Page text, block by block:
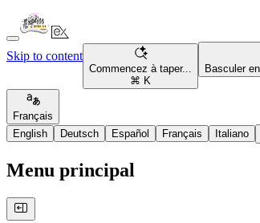
Skip to content
Commencez à taper...
⌘ K
Basculer
Français
English
Deutsch Español Français Italiano
Menu principal